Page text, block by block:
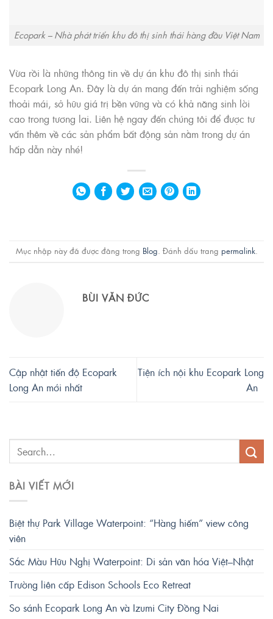
Ecopark – Nhà phát triển khu đô thị sinh thái hàng đầu Việt Nam
Vừa rồi là những thông tin về dự án khu đô thị sinh thái
Ecopark Long An. Đây là dự án mang đến trải nghiệm sống
thoải mái, sở hữu giá trị bền vững và có khả năng sinh lời
cao trong tương lai. Liên hệ ngay đến chúng tôi để được tư
vấn thêm về các sản phẩm bất động sản nằm trong dự án
hấp dẫn này nhé!
Mục nhập này đã được đăng trong Blog. Đánh dấu trang permalink.
BÙI VĂN ĐỨC
Cập nhật tiến độ Ecopark
Long An mới nhất
Tiện ích nội khu Ecopark Long
An
BÀI VIẾT MỚI
Biệt thự Park Village Waterpoint: “Hàng hiếm” view công
viên
Sắc Màu Hữu Nghị Waterpoint: Di sản văn hóa Việt–Nhật
Trường liên cấp Edison Schools Eco Retreat
So sánh Ecopark Long An và Izumi City Đồng Nai